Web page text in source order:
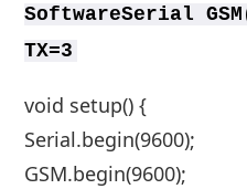
SoftwareSerial
TX=3
void setup() {
Serial.begin(9600);
GSM.begin(9600);